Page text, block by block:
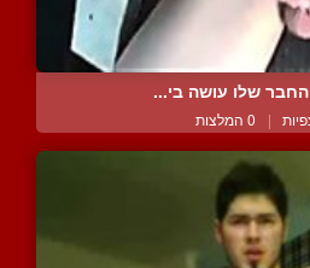
שלו עושה בי...
| 0 המלצות